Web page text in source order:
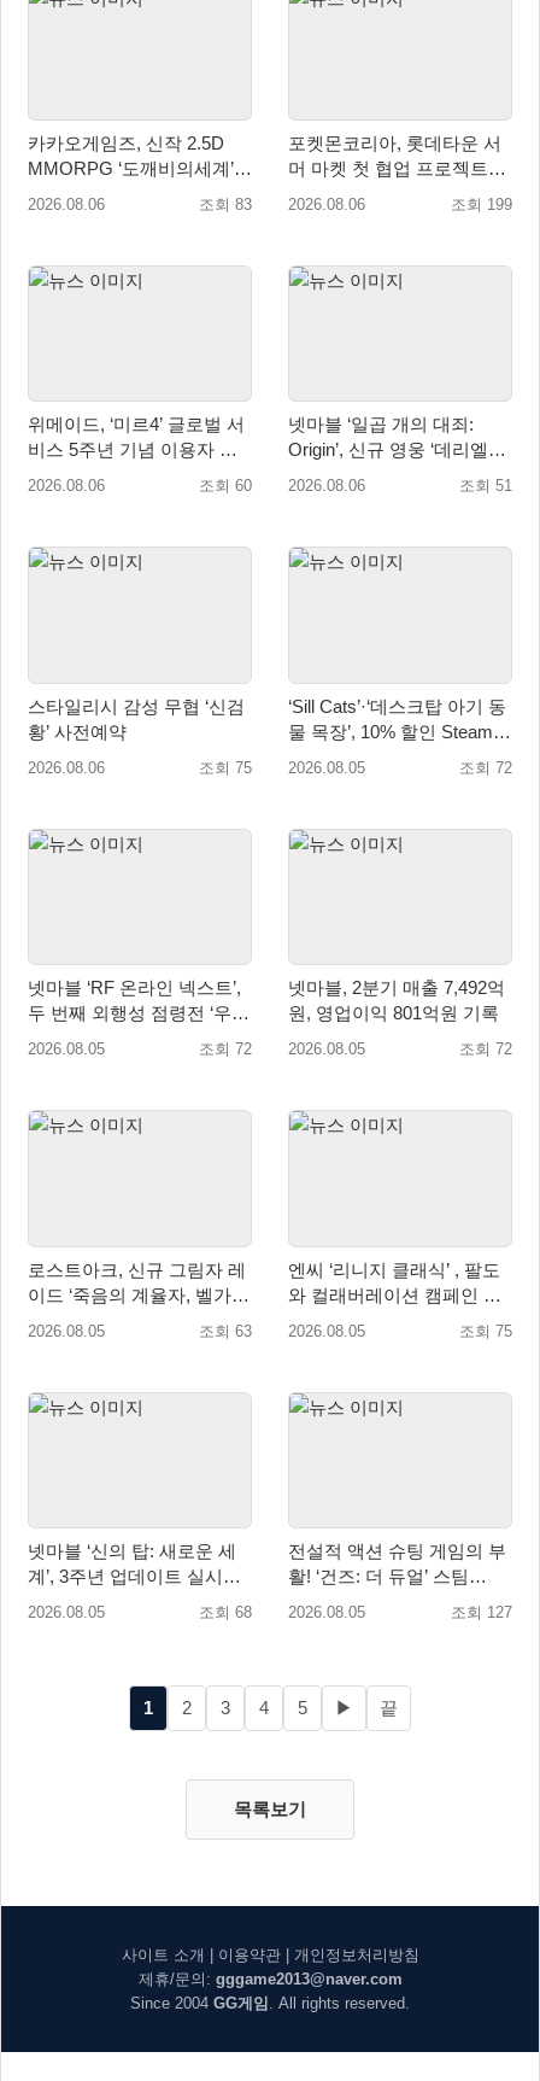
카카오게임즈, 신작 2.5D
MMORPG ‘도깨비의세계’
천만 배우 박지훈 광고 모델
2026.08.06 조회 83
포켓몬코리아, 롯데타운 서
머 마켓 첫 협업 프로젝트
‘포켓몬 별빛낙원’ 개최
2026.08.06 조회 199
위메이드, ‘미르4’ 글로벌 서
비스 5주년 기념 이용자 헌
정 영상 공개
2026.08.06 조회 60
넷마블 ‘일곱 개의 대죄:
Origin’, 신규 영웅 ‘데리엘리’
업데이트 실시
2026.08.06 조회 51
스타일리시 감성 무협 ‘신검
황’ 사전예약
2026.08.06 조회 75
‘Sill Cats’·‘데스크탑 아기 동
물 목장’, 10% 할인 Steam
번들 판매
2026.08.05 조회 72
넷마블 ‘RF 온라인 넥스트’,
두 번째 외행성 점령전 ‘우샤
스 워존’ 등 업데이트 실시
2026.08.05 조회 72
넷마블, 2분기 매출 7,492억
원, 영업이익 801억원 기록
2026.08.05 조회 72
로스트아크, 신규 그림자 레
이드 ‘죽음의 계율자, 벨가르
딘’ 업데이트
2026.08.05 조회 63
엔씨 ‘리니지 클래식’ , 팔도
와 컬래버레이션 캠페인 진
행
2026.08.05 조회 75
넷마블 ‘신의 탑: 새로운 세
계’, 3주년 업데이트 실시…
신규 가주 ‘연 이랑’ 등장
2026.08.05 조회 68
전설적 액션 슈팅 게임의 부
활! ‘건즈: 더 듀얼’ 스팀
(Steam) 8월 14일 정식 오픈
2026.08.05 조회 127
1 2 3 4 5 ▶ 끝
목록보기
사이트 소개 이용약관| 개인정보처리방침
제휴/문의: gggame2013@naver.com
Since 2004 GG게임 . All rights reserved.